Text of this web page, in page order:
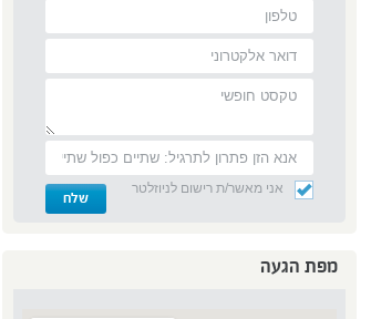
אני מאשר/ת רישום לניוזלטר
מפת הגעה